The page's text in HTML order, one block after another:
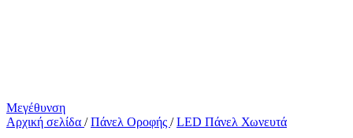
Μεγέθυνση
Αρχική σελίδα / Πάνελ Οροφής / LED Πάνελ Χωνευτά